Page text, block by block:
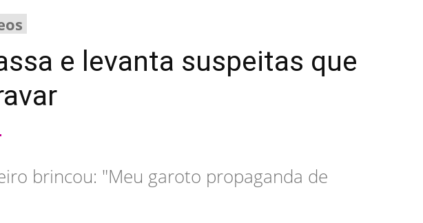
e levanta suspeitas que
brincou: "Meu garoto propaganda de